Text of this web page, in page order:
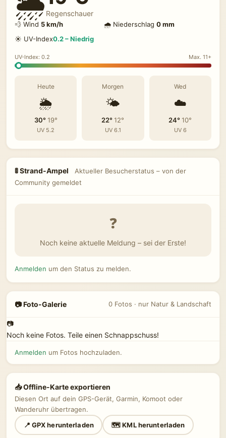
Regenschauer
💨 Wind 5 km/h 🌧 Niederschlag 0 mm
☀️ UV-Index0.2 – Niedrig
UV-Index: 0.2 Max. 11+
Heute
🌦️
30°19°
UV 5.2
Morgen
🌤️
22°12°
UV 6.1
Wed
☁️
24°10°
UV 6
🚦 Strand-Ampel
Aktueller Besucherstatus – von der
Community gemeldet
❓
Noch keine aktuelle Meldung – sei der Erste!
Anmelden um den Status zu melden.
📷 Foto-Galerie 0 Fotos · nur Natur & Landschaft
📷
Noch keine Fotos. Teile einen Schnappschuss!
Anmelden um Fotos hochzuladen.
📥 Offline-Karte exportieren
Diesen Ort auf dein GPS-Gerät, Garmin, Komoot oder
Wanderuhr übertragen.
📍 GPX herunterladen
🗺 KML herunterladen